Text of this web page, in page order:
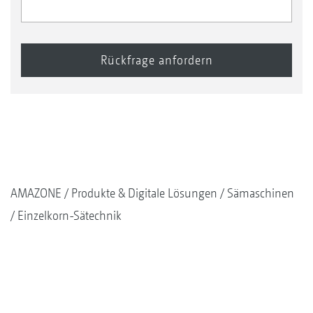
AMAZONE Produkte & Digitale Lösungen
Sämaschinen
Einzelkorn-Sätechnik